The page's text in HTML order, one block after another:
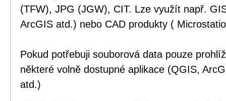
(TFW), JPG (JGW), CIT. Lze využít např.
ArcGIS atd.) nebo CAD produkty (
Pokud potřebuji souborová data pouze
některé volně dostupné aplikace (QGIS,
atd.)